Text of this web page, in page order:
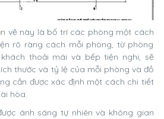
vẽ này là bố trí các phòng một cách
rõ ràng cách mỗi phòng, từ phòng
thoải mái và bếp tiện nghi, sẽ
thước và tỷ lệ của mỗi phòng và đồ
cần được xác định một cách chi tiết
hòa.
ánh sáng tự nhiên và không gian